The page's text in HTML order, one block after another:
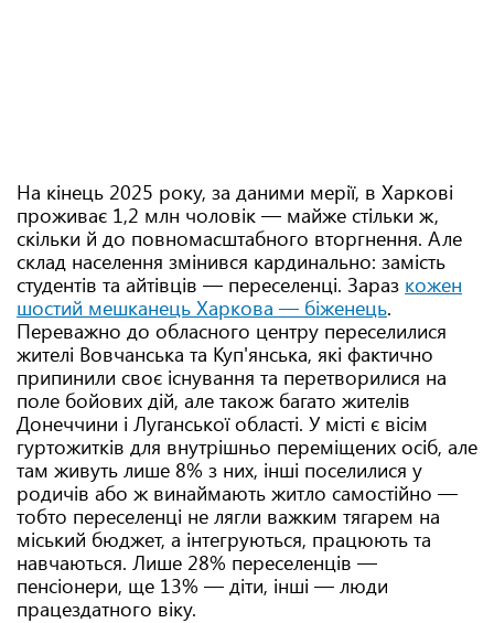
На кінець 2025 року, за даними мерії, в Харкові
проживає 1,2 млн чоловік — майже стільки ж,
скільки й до повномасштабного вторгнення. Але
склад населення змінився кардинально: замість
студентів та айтівців — переселенці. Зараз кожен
шостий мешканець Харкова — біженець.
Переважно до обласного центру переселилися
жителі Вовчанська та Куп'янська, які фактично
припинили своє існування та перетворилися на
поле бойових дій, але також багато жителів
Донеччини і Луганської області. У місті є вісім
гуртожитків для внутрішньо переміщених осіб, але
там живуть лише 8% з них, інші поселилися у
родичів або ж винаймають житло самостійно —
тобто переселенці не лягли важким тягарем на
міський бюджет, а інтегруються, працюють та
навчаються. Лише 28% переселенців —
пенсіонери, ще 13% — діти, інші — люди
працездатного віку.